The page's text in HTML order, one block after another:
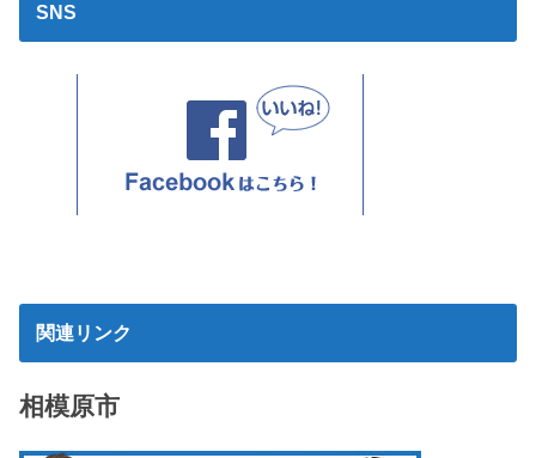
SNS
関連リンク
相模原市